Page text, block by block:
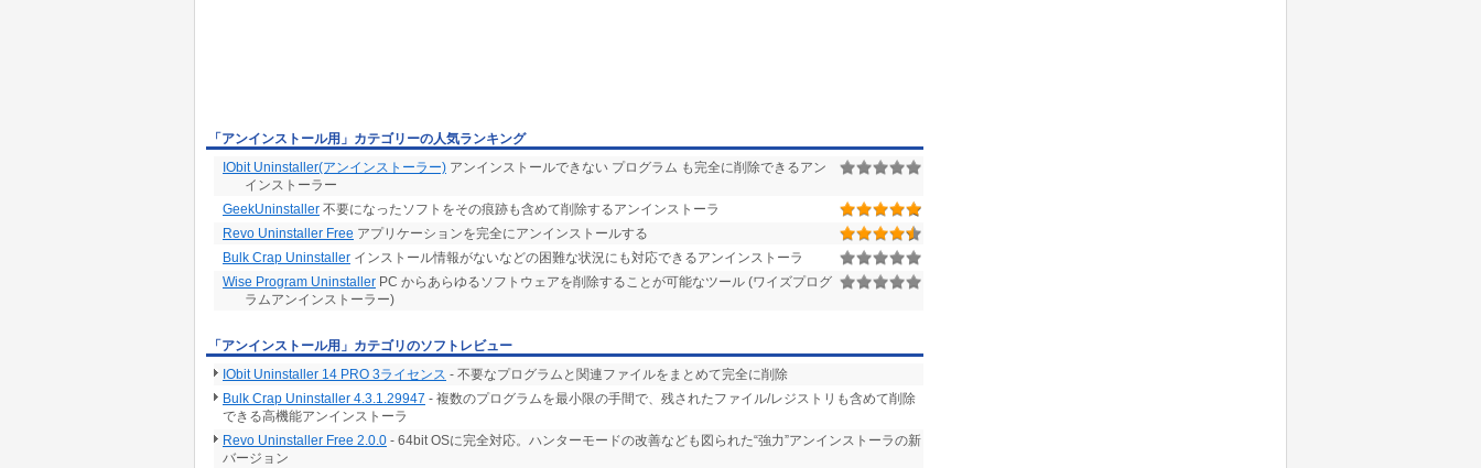
「アンインストール用」カテゴリーの人気ランキング
IObit Uninstaller(アンインストーラー) アンインストールできない プログラム も完全に削除できるアン
インストーラー
GeekUninstaller 不要になったソフトをその痕跡も含めて削除するアンインストーラ
Revo Uninstaller Free アプリケーションを完全にアンインストールする
Bulk Crap Uninstaller インストール情報がないなどの困難な状況にも対応できるアンインストーラ
Wise Program Uninstaller PC からあらゆるソフトウェアを削除することが可能なツール (ワイズプログ
ラムアンインストーラー)
「アンインストール用」カテゴリのソフトレビュー
IObit Uninstaller 14 PRO 3ライセンス - 不要なプログラムと関連ファイルをまとめて完全に削除
Bulk Crap Uninstaller 4.3.1.29947 - 複数のプログラムを最小限の手間で、残されたファイル/レジストリも含めて削除
できる高機能アンインストーラ
Revo Uninstaller Free 2.0.0 - 64bit OSに完全対応。ハンターモードの改善なども図られた“強力”アンインストーラの新
バージョン